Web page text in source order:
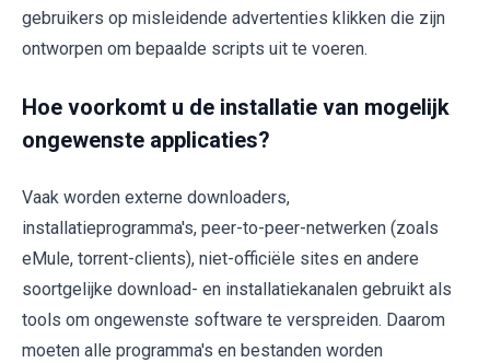
gebruikers op misleidende advertenties klikken die zijn
ontworpen om bepaalde scripts uit te voeren.
Hoe voorkomt u de installatie van mogelijk
ongewenste applicaties?
Vaak worden externe downloaders,
installatieprogramma's, peer-to-peer-netwerken (zoals
eMule, torrent-clients), niet-officiële sites en andere
soortgelijke download- en installatiekanalen gebruikt als
tools om ongewenste software te verspreiden. Daarom
moeten alle programma's en bestanden worden